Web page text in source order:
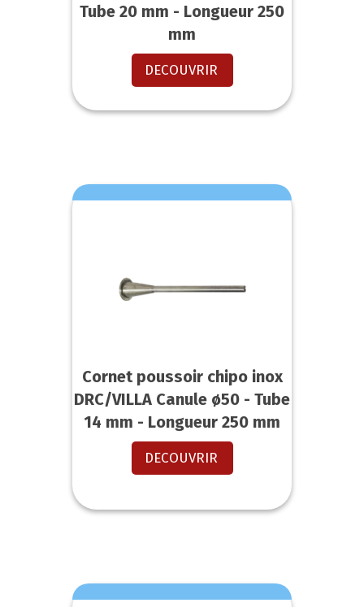
Tube 20 mm - Longueur 250
mm
DECOUVRIR
Cornet poussoir chipo inox
DRC/VILLA Canule ø50 - Tube
14 mm - Longueur 250 mm
DECOUVRIR